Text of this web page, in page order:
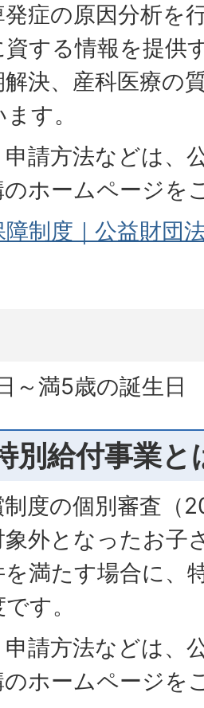
症の原因分析を
する情報を提供
決、産科医療の
す。
請方法などは、
ホームページを
障制度｜公益財団
～満5歳の誕生日
別給付事業と
度の個別審査（
外となったお子
満たす場合に、
す。
請方法などは、
ホームページを